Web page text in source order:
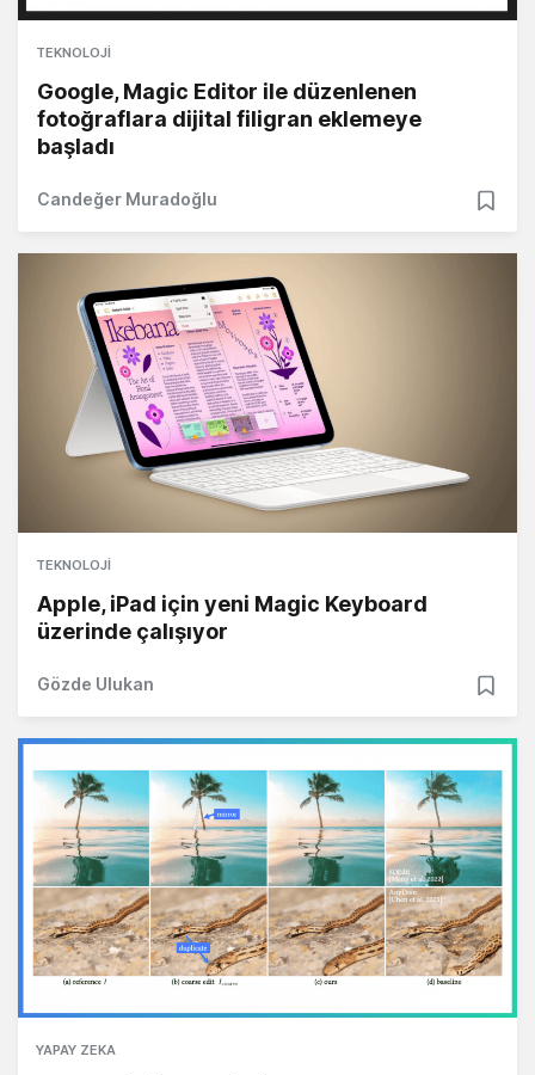
TEKNOLOJI
Google, Magic Editor ile düzenlenen
fotoğraflara dijital filigran eklemeye
başladı
Candeğer Muradoğlu
TEKNOLOJI
Apple, iPad için yeni Magic Keyboard
üzerinde çalışıyor
Gözde Ulukan
YAPAY ZEKA